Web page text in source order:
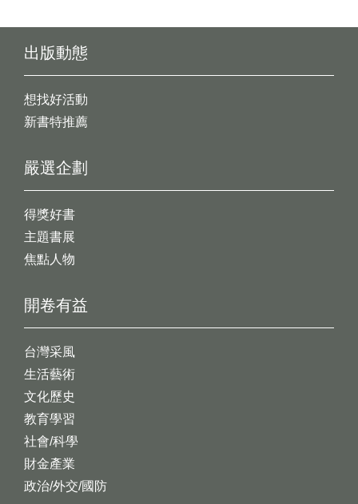
出版動態
想找好活動
新書特推薦
開卷有益
台灣采風
生活藝術
文化歷史
教育學習
社會/科學
財金產業
政治/外交/國防
嚴選企劃
得獎好書
主題書展
焦點人物